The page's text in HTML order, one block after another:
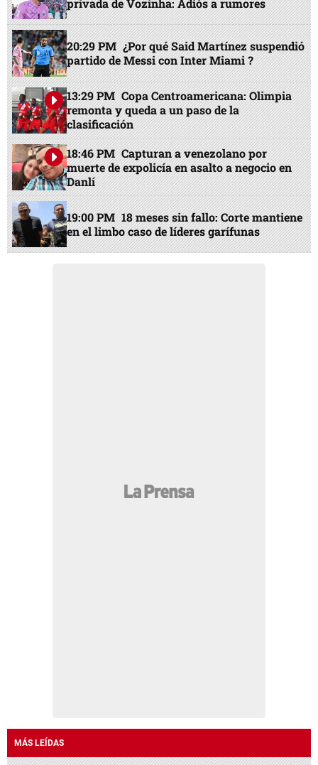
privada de Vozinha: Adiós a rumores
20:29 PM ¿Por qué Said Martínez suspendió
partido de Messi con Inter Miami ?
13:29 PM Copa Centroamericana: Olimpia
remonta y queda a un paso de la
clasificación
18:46 PM Capturan a venezolano por
muerte de expolicía en asalto a negocio en
Danlí
19:00 PM 18 meses sin fallo: Corte mantiene
en el limbo caso de líderes garífunas
MÁS LEÍDAS